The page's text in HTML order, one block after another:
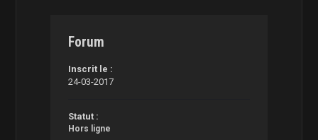
Forum
Inscrit le :
24-03-2017
Statut :
Hors ligne